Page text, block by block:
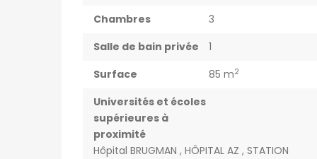
Chambres
3
Salle de bain privée
1
Surface
85 m2
Universités et écoles
supérieures à
proximité
Hôpital BRUGMAN , HÔPITAL AZ , STATION